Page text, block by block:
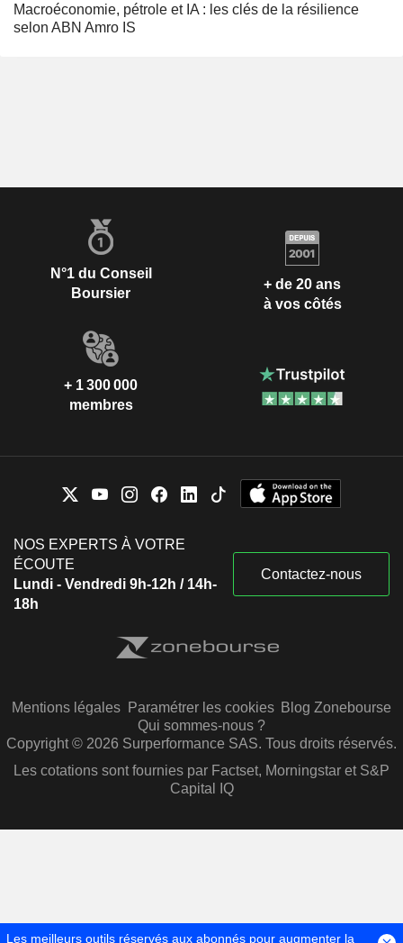
Macroéconomie, pétrole et IA : les clés de la résilience
selon ABN Amro IS
N°1 du Conseil
Boursier
+ de 20 ans
à vos côtés
+ 1 300 000
membres
NOS EXPERTS À VOTRE
ÉCOUTE
Lundi - Vendredi 9h-12h / 14h-
18h
Contactez-nous
Mentions légales Paramétrer les cookies Blog Zonebourse
Qui sommes-nous ?
Copyright © 2026 Surperformance SAS. Tous droits réservés.
Les cotations sont fournies par Factset, Morningstar et S&P
Capital IQ
Les meilleurs outils réservés aux abonnés pour augmenter la